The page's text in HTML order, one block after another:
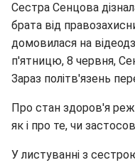
Сестра Сенцова
брата від
домовилася на
п'ятницю, 8 червня,
Зараз політв'язень
Про стан здоров'я
як і про те, чи
У листуванні з